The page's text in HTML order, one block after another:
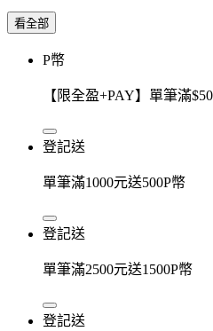
看全部
P幣
【限全盈+PAY】單筆滿
登記送
單筆滿1000元送500P幣
登記送
單筆滿2500元送1500P幣
登記送